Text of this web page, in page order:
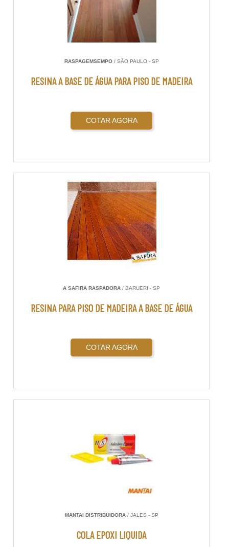
RASPAGEMSEMPO/ SÃO PAULO - SP
RESINA A BASE DE ÁGUA PARA PISO DE MADEIRA
COTAR AGORA
A SAFIRA RASPADORA / BARUERI - SP
RESINA PARA PISO DE MADEIRA A BASE DE ÁGUA
COTAR AGORA
MANTAI DISTRIBUIDORA/ JALES - SP
COLA EPOXI LIQUIDA